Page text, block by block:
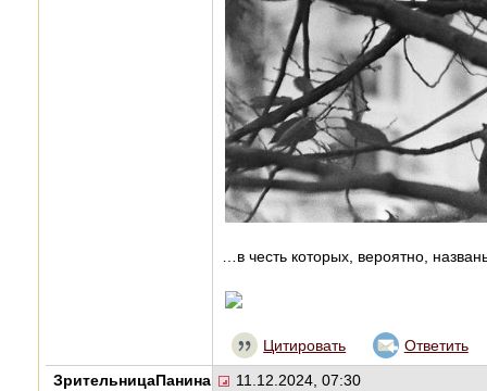
…в честь которых, вероятно,
Цитировать Ответить
ЗрительницаПанина 11.12.2024, 07:30